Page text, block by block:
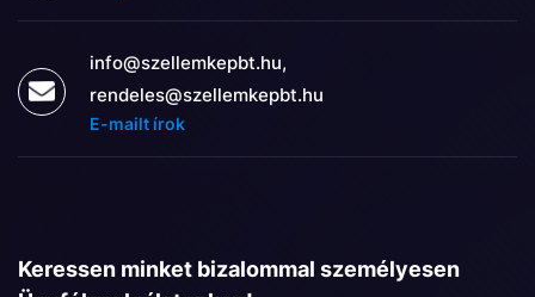
info@szellemkepbt.hu,
rendeles@szellemkepbt.hu
E-mailt írok
Keressen minket bizalommal személyesen